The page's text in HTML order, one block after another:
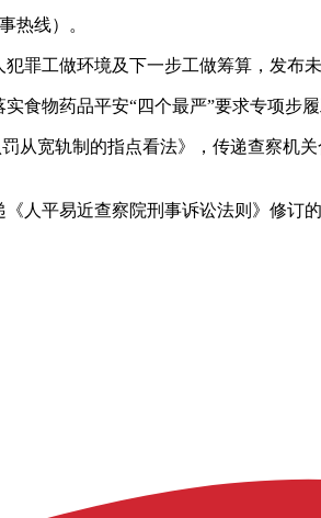
热线）。
工做环境及下一步工做筹算，发布未
物药品平安“四个最严”要求专项步履
宽轨制的指点看法》，传递查察机
平易近查察院刑事诉讼法则》修订的